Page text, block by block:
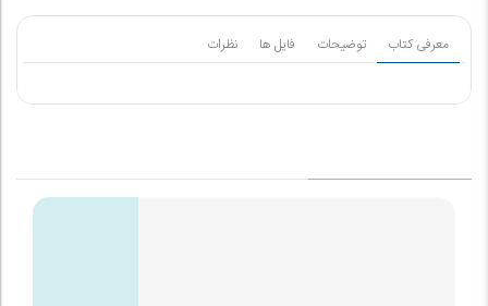
معرفی کتاب توضیحات فایل ها نظرات